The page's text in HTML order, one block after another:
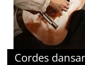
Cordes